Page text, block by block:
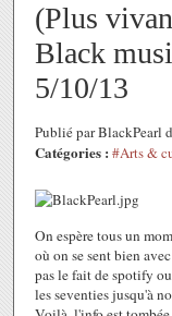
(Plus
Black
5/10/13
Publié par BlackPearl
Catégories : #Arts &
On espère tous un
où on se sent bien
pas le fait de spotify
les seventies jusqu'à